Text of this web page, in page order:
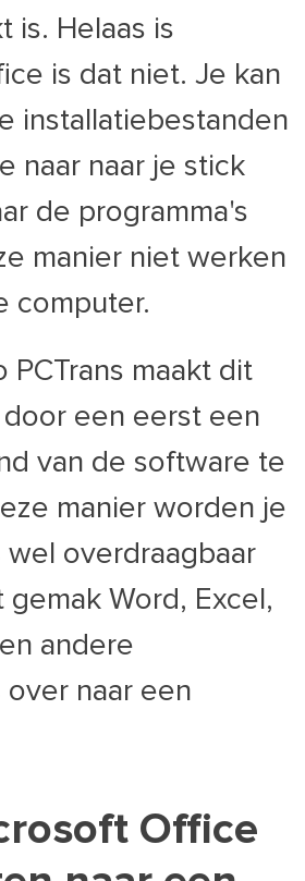
is. Helaas is
is dat niet. Je kan
installatiebestanden
naar naar je stick
de programma's
manier niet werken
computer.
PCTrans maakt dit
een eerst een
van de software te
manier worden je
wel overdraagbaar
Word, Excel,
andere
over naar een
Office